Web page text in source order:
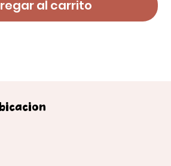
al carrito